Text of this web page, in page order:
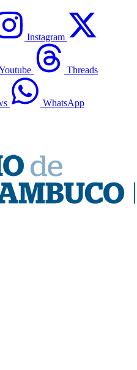
Instagram
Threads
WhatsApp